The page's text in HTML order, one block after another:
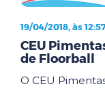
19/04/2018, às
CEU
de Floorball
O CEU